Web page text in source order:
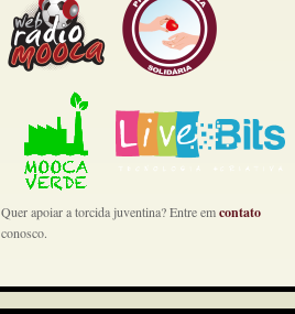
Quer apoiar a torcida juventina? Entre emcontato
conosco.